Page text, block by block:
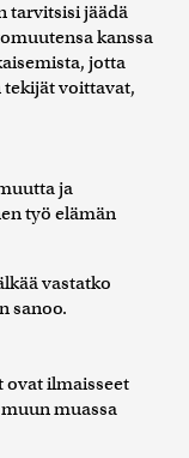
tarvitsisi jäädä
kanssa
jotta
tekijät voittavat,
ja
työ elämän
vastatko
sanoo.
ilmaisseet
muassa